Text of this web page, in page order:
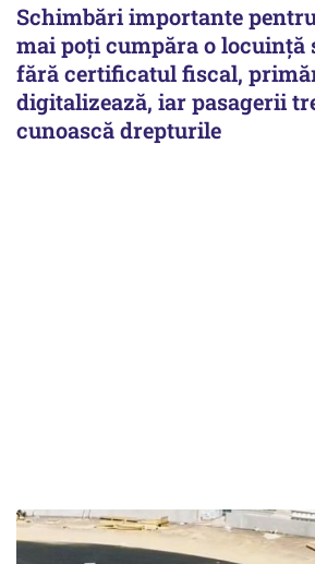
Schimbări importante
mai poți cumpăra o locuință
fără certificatul fiscal,
digitalizează, iar pasagerii
cunoască drepturile